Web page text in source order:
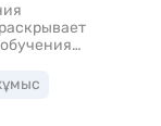
вопросы